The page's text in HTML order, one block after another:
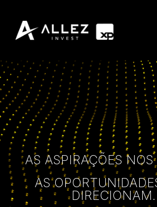
AS ASPIRAÇÕES
AS
DIRECIONAM.